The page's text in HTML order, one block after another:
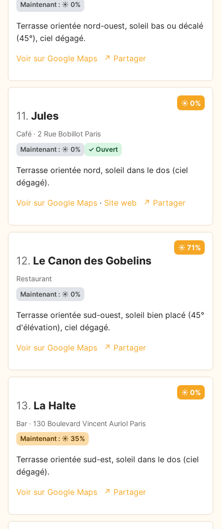
Maintenant : ☀️ 0%
Terrasse orientée nord-ouest, soleil bas ou décalé
(45°), ciel dégagé.
Voir sur Google Maps ↗ Partager
11. Jules
Café · 2 Rue Bobillot Paris
☀️ 0%
Maintenant : ☀️ 0% ✓ Ouvert
Terrasse orientée nord, soleil dans le dos (ciel
dégagé).
Voir sur Google Maps · Site web ↗ Partager
12. Le Canon des Gobelins
Restaurant
☀️ 71%
Maintenant : ☀️ 0%
Terrasse orientée sud-ouest, soleil bien placé (45°
d'élévation), ciel dégagé.
Voir sur Google Maps ↗ Partager
13. La Halte
Bar · 130 Boulevard Vincent Auriol Paris
☀️ 0%
Maintenant : ☀️ 35%
Terrasse orientée sud-est, soleil dans le dos (ciel
dégagé).
Voir sur Google Maps ↗ Partager